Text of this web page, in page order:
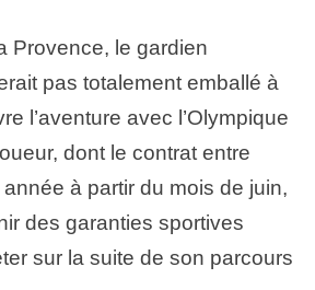
Provence, le gardien
pas totalement emballé à
l’aventure avec l’Olympique
dont le contrat entre
à partir du mois de juin,
des garanties sportives
sur la suite de son parcours